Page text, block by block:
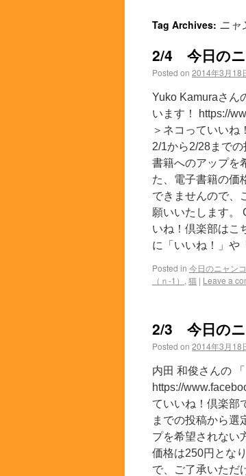
Tag Archives: ニャ
2/4 今日の
Posted on 2014年3月18
Yuko Kamuraさん
います！ https://
＞ネコっていいね
2/1から2/28まで
書籍へのアップを
た、電子書籍の価
できませんので、
願いいたします。
いね！倶楽部はこ
に「いいね！」や
Posted in 今日のニャンコ
（ｎ-1） , 猫 | Leave a
2/3 今日の
Posted on 2014年3月18
内田 和俊さんの
https://
ていいね！倶楽部
までの投稿から選
プを希望されない
価格は250円とな
で、ご了承いただ